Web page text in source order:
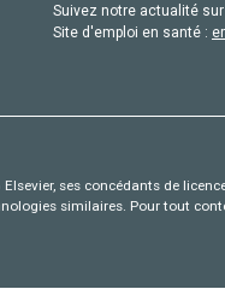
Suivez notre actualité
Site d'emploi en santé :
ses concédants de
similaires. Pour tout